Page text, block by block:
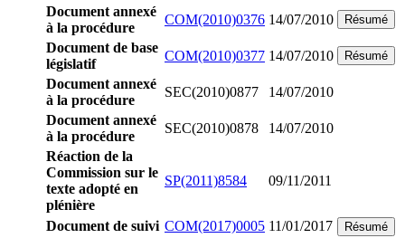
Document annexé
à la procédure
COM(2010)0376 14/07/2010 Résumé
Document de base
législatif
COM(2010)0377 14/07/2010 Résumé
Document annexé
à la procédure
SEC(2010)0877
14/07/2010
Document annexé
à la procédure
SEC(2010)0878
14/07/2010
Réaction de la
Commission sur le
texte adopté en
plénière
SP(2011)8584 09/11/2011
Document de suivi COM(2017)0005 11/01/2017 Résumé